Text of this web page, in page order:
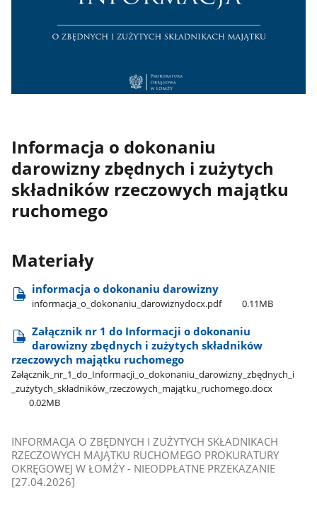
Informacja o dokonaniu
darowizny zbędnych i zużytych
składników rzeczowych majątku
ruchomego
Materiały
informacja o dokonaniu darowizny
informacja​_o​_dokonaniu​_darowiznydocx.pdf 0.11MB
Załącznik nr 1 do Informacji o dokonaniu
darowizny zbędnych i zużytych składników
rzeczowych majątku ruchomego
Załącznik​_nr​_1​_do​_Informacji​_o​_dokonaniu​_darowizny​_zbędnych​_i​
_zużytych​_składników​_rzeczowych​_majątku​_ruchomego.docx
0.02MB
INFORMACJA O ZBĘDNYCH I ZUŻYTYCH SKŁADNIKACH
RZECZOWYCH MAJĄTKU RUCHOMEGO PROKURATURY
OKRĘGOWEJ W ŁOMŻY - NIEODPŁATNE PRZEKAZANIE
[27.04.2026]